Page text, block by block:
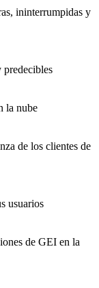
ininterrumpidas y
predecibles
la nube
de los clientes de
usuarios
de GEI en la